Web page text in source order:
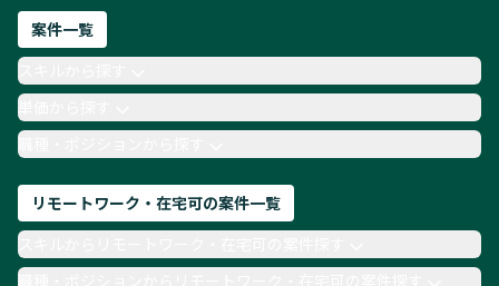
ネットワークエンジニア
AIエンジニア
Webデザイナー
月収100万円 業務委託
COBOL
Ruby
TypeScript
Laravel AWS
案件一覧
単価から探す
職種・ポジションから探す
リモートワーク・在宅可の案件一覧
職種・ポジションからリモートワーク・在宅可の案件探す